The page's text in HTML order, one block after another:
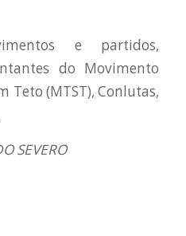
e partidos,
do Movimento
Teto (MTST), Conlutas,
SEVERO